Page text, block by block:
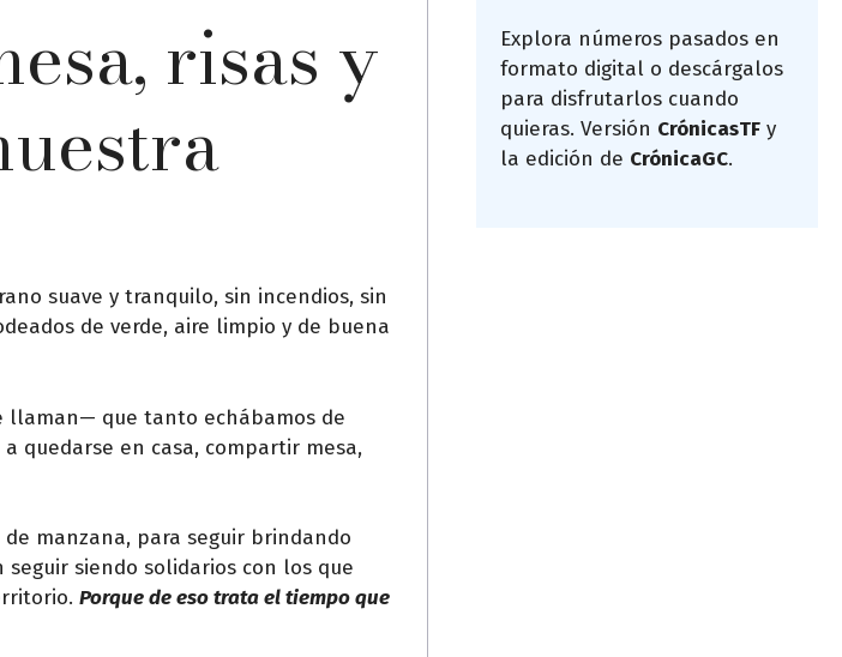
risas y
suave y tranquilo, sin incendios, sin
de verde, aire limpio y de buena
llaman— que tanto echábamos de
quedarse en casa, compartir mesa,
manzana, para seguir brindando
siendo solidarios con los que
Porque de eso trata el tiempo que
Explora números pasados en
formato digital o descárgalos
para disfrutarlos cuando
quieras. Versión CrónicasTF y
la edición de CrónicaGC.